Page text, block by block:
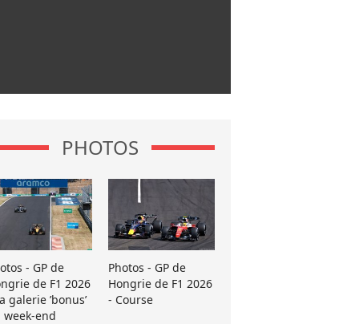
PHOTOS
- GP de
de F1 2026
galerie ’bonus’
week-end
Photos - GP de
Hongrie de F1 2026
- Course